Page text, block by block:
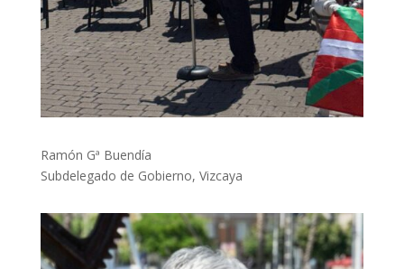
Ramón Gª Buendía
Subdelegado de Gobierno, Vizcaya